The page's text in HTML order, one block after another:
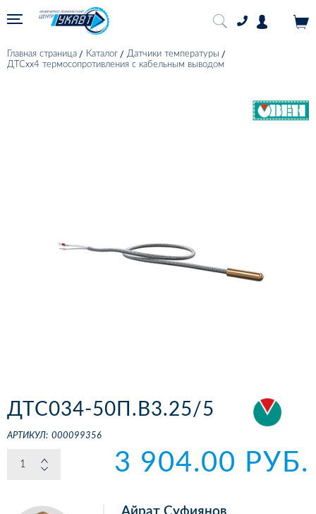
Главная страница Каталог
Датчики температуры
ДТСхх4 термосопротивления с кабельным выводом
ДТС034-50П.В3.25/5
АРТИКУЛ: 000099356
3 904.00 РУБ.